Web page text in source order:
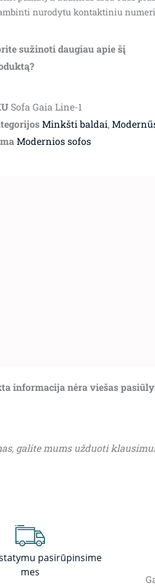
nurodytu kontaktiniu
sužinoti daugiau apie šį
Sofa Gaia Line-1
Minkšti baldai,
Modernios sofos
informacija nėra viešas
galite mums užduoti
pasirūpinsime
mes